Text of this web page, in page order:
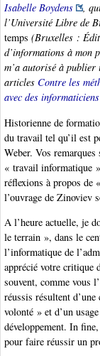
Isabelle Boydens
,
l’Université Libre de
temps (Bruxelles :
d’informations à mon
m’a autorisé à
articles Contre les
avec des
Historienne de
du travail tel qu’il est
Weber. Vos
« travail informatique
réflexions à propos de
l’ouvrage de Zinoviev
A l’heure actuelle, je
le terrain », dans le
l’informatique de
apprécié votre critique
souvent, comme vous
réussis résultent
volonté » et d’un
développement. In
pour faire réussir un